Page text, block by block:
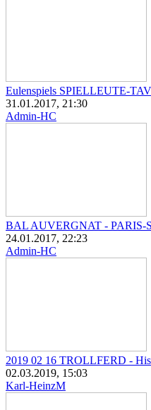
Eulenspiels SPIELLEUTE-
31.01.2017, 21:30
Admin-HC
BAL AUVERGNAT -
24.01.2017, 22:23
Admin-HC
2019 02 16 TROLLFERD -
02.03.2019, 15:03
Karl-HeinzM